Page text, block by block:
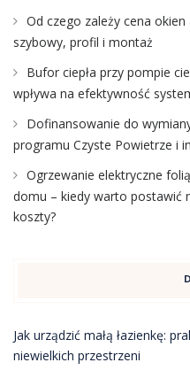
Od czego zależy cena
szybowy, profil i montaż
Bufor ciepła przy pompie
wpływa na efektywność
Dofinansowanie do
programu Czyste Powietrze i
Ogrzewanie elektryczne
domu – kiedy warto postawić
koszty?
Jak urządzić małą łazienkę:
niewielkich przestrzeni